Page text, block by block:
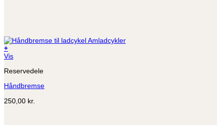
+
Dette
har
varianter.
kan
Vis
Reservedele
Håndbremse
250,00 kr.